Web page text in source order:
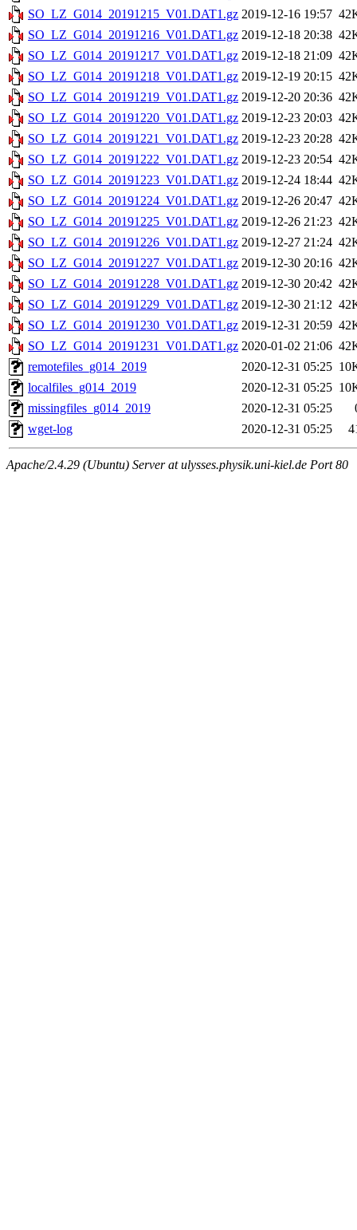
SO_LZ_G014_20191215_V01.DAT1.gz 2019-12-16 19:57
SO_LZ_G014_20191216_V01.DAT1.gz 2019-12-18 20:38
SO_LZ_G014_20191217_V01.DAT1.gz 2019-12-18 21:09
SO_LZ_G014_20191218_V01.DAT1.gz 2019-12-19 20:15
SO_LZ_G014_20191219_V01.DAT1.gz 2019-12-20 20:36
SO_LZ_G014_20191220_V01.DAT1.gz 2019-12-23 20:03
SO_LZ_G014_20191221_V01.DAT1.gz 2019-12-23 20:28
SO_LZ_G014_20191222_V01.DAT1.gz 2019-12-23 20:54
SO_LZ_G014_20191223_V01.DAT1.gz 2019-12-24 18:44
SO_LZ_G014_20191224_V01.DAT1.gz 2019-12-26 20:47
SO_LZ_G014_20191225_V01.DAT1.gz 2019-12-26 21:23
SO_LZ_G014_20191226_V01.DAT1.gz 2019-12-27 21:24
SO_LZ_G014_20191227_V01.DAT1.gz 2019-12-30 20:16
SO_LZ_G014_20191228_V01.DAT1.gz 2019-12-30 20:42
SO_LZ_G014_20191229_V01.DAT1.gz 2019-12-30 21:12
SO_LZ_G014_20191230_V01.DAT1.gz 2019-12-31 20:59
SO_LZ_G014_20191231_V01.DAT1.gz 2020-01-02 21:06
remotefiles_g014_2019
2020-12-31 05:25
localfiles_g014_2019
2020-12-31 05:25
missingfiles_g014_2019
2020-12-31 05:25
wget-log
2020-12-31 05:25
Apache/2.4.29 (Ubuntu) Server at ulysses.physik.uni-kiel.de Port 80